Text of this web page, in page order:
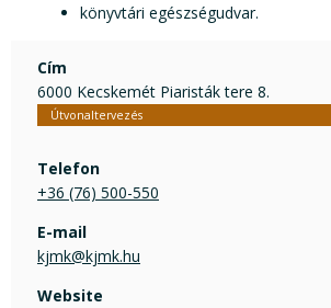
könyvtári egészségudvar.
Cím
6000 Kecskemét Piaristák tere 8.
Útvonaltervezés
Telefon
+36 (76) 500-550
E-mail
kjmk@kjmk.hu
Website